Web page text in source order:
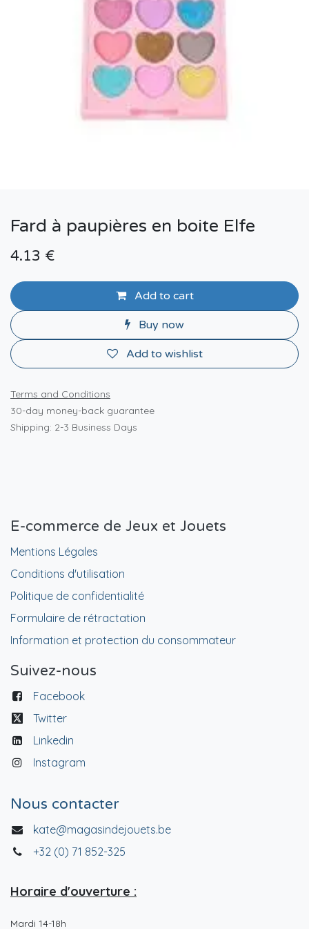
Fard à paupières en boite Elfe
4.13 €
Add to cart
Buy now
Add to wishlist
Terms and Conditions
30-day money-back guarantee
Shipping: 2-3 Business Days
E-commerce de Jeux et Jouets
Mentions Légales
Conditions d'utilisation
Politique de confidentialité
Formulaire de rétractation
Information et protection du consommateur
Suivez-nous
Facebook
Twitter
Linkedin
Instagram
Nous contacter
kate@magasindejouets.be
+32 (0) 71 852-325
Horaire d'ouverture :
Mardi 14-18h